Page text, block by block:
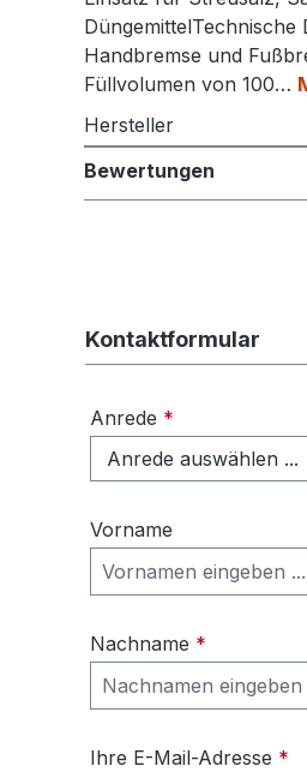
DüngemittelTechnische
Handbremse und
Füllvolumen von 100…
Hersteller
Bewertungen
Kontaktformular
Anrede *
Vorname
Nachname *
Ihre E-Mail-Adresse *